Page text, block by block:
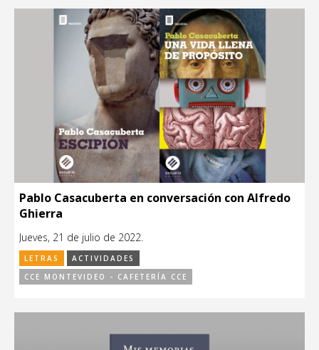
Pablo Casacuberta en conversación con Alfredo
Ghierra
Jueves, 21 de julio de 2022.
LETRAS
ACTIVIDADES
CCE MONTEVIDEO - CAFETERÍA CCE